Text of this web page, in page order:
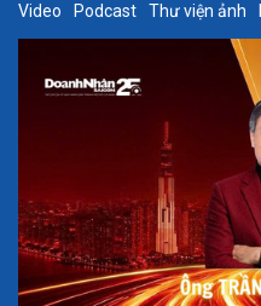
Video Podcast Thư viện ảnh